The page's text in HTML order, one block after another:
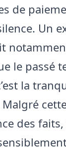
de
Un
le passé
la
des faits,